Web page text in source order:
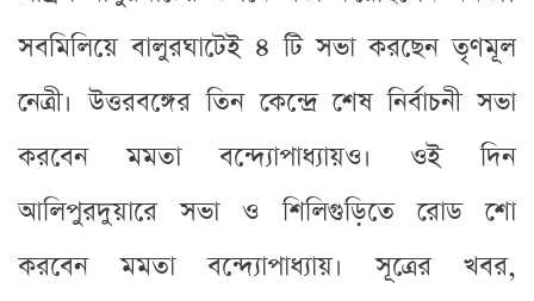
সবমিলিয়ে বালুরঘাটেই ৪ টি সভা করছেন তৃণমূল
নেত্রী। উত্তরবঙ্গের তিন কেন্দ্রে শেষ নির্বাচনী সভা
করবেন মমতা বন্দ্যোপাধ্যায়ও। ওই দিন
আলিপুরদুয়ারে সভা ও শিলিগুড়িতে রোড শো
করবেন মমতা বন্দ্যোপাধ্যায়। সূত্রের খবর,